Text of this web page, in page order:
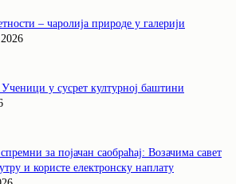
– чаролија природе у галерији
Ученици у сусрет културној баштини
за појачан саобраћај: Возачима савет
и користе електронску наплату